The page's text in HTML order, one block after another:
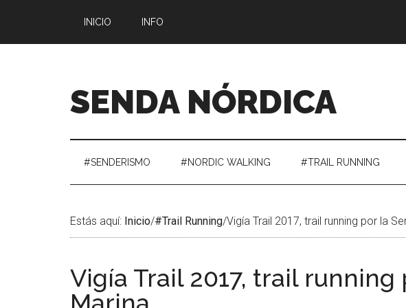
contenido
secondary
la
pie
INICIO INFO
SENDA NÓRDICA
#SENDERISMO #NORDIC WALKING #TRAIL RUNNING
Estás aquí: Inicio/#Trail Running/Vigía Trail 2017, trail running por la
Vigía Trail 2017, trail running